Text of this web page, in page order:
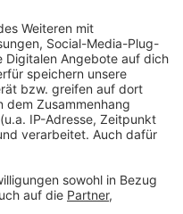
hinaus
Smith für
2025 nutzte er
aktiv Ed